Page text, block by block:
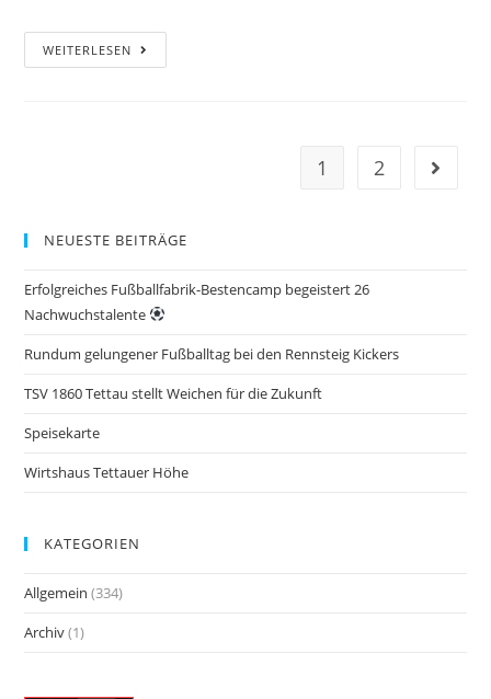
WEITERLESEN
1 2
NEUESTE BEITRÄGE
Erfolgreiches Fußballfabrik-Bestencamp begeistert 26
Nachwuchstalente
Rundum gelungener Fußballtag bei den Rennsteig Kickers
TSV 1860 Tettau stellt Weichen für die Zukunft
Speisekarte
Wirtshaus Tettauer Höhe
KATEGORIEN
Allgemein (334)
Archiv(1)